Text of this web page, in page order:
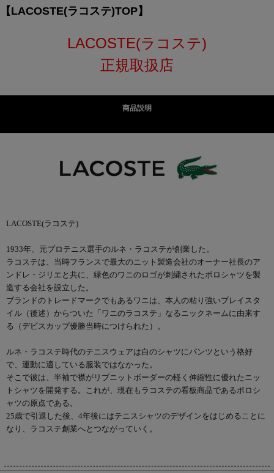
【LACOSTE(ラコステ)TOP】
LACOSTE(ラコステ)
正規取扱店
商品説明
LACOSTE(ラコステ)
1933年、元プロテニス選手のルネ・ラコステが創業した。
ラコステは、当時フランスで最大のニット製造会社のオーナー社長のア
ンドレ・ジリエと共に、緑色のワニのロゴが刺繍されたポロシャツを製
造する会社を設立した。
ブランドのトレードマークでもあるワニは、本人の粘り強いプレイスタ
イル（後述）からついた「ワニのラコステ」なるニックネームに由来す
る（デビスカップ優勝当時につけられた）。
ルネ・ラコステ時代のテニスウェアは白のシャツにパンツという格好
で、運動に適している服装ではなかった。
そこで彼は、半袖で襟がリブニットボーダーの軽く伸縮性に優れたニッ
トシャツを開発する。これが、現在もラコステの看板商品であるポロシ
ャツの原点である。
25歳で引退した後、4年後にはテニスシャツのデザインをはじめることに
なり、ラコステ創業へとつながっていく。